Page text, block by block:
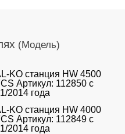
(Модель)
KO станция HW 4500
Артикул: 112850 с
2014 года
KO станция HW 4000
Артикул: 112849 с
2014 года